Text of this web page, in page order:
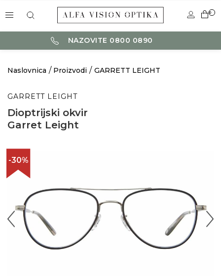
0
NAZOVITE 0800 0890
Naslovnica Proizvodi GARRETT LEIGHT
GARRETT LEIGHT
Dioptrijski okvir
Garret Leight
-30%